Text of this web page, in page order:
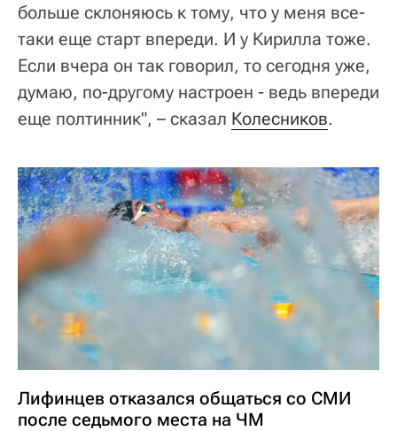
больше склоняюсь к тому, что у меня все-
таки еще старт впереди. И у Кирилла тоже.
Если вчера он так говорил, то сегодня уже,
думаю, по-другому настроен - ведь впереди
еще полтинник", – сказал Колесников.
Лифинцев отказался общаться со СМИ
после седьмого места на ЧМ